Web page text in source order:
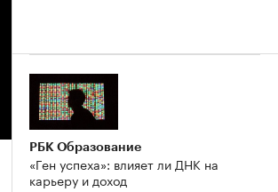
РБК Образование
«Ген успеха»: влияет ли ДНК на
карьеру и доход